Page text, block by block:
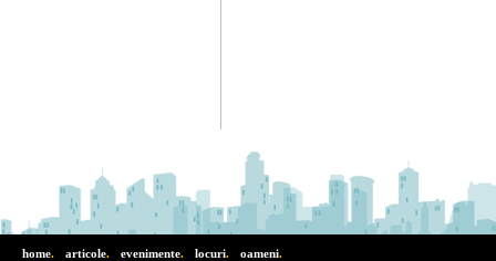
home. articole. evenimente. locuri. oameni.